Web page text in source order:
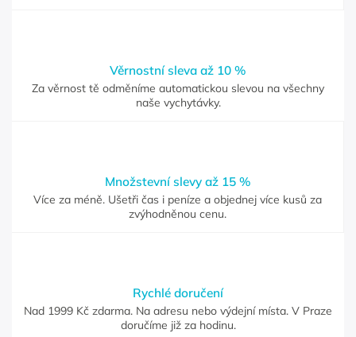
Věrnostní sleva až 10 %
Za věrnost tě odměníme automatickou slevou na všechny
naše vychytávky.
Množstevní slevy až 15 %
Více za méně. Ušetři čas i peníze a objednej více kusů za
zvýhodněnou cenu.
Rychlé doručení
Nad 1999 Kč zdarma. Na adresu nebo výdejní místa. V Praze
doručíme již za hodinu.